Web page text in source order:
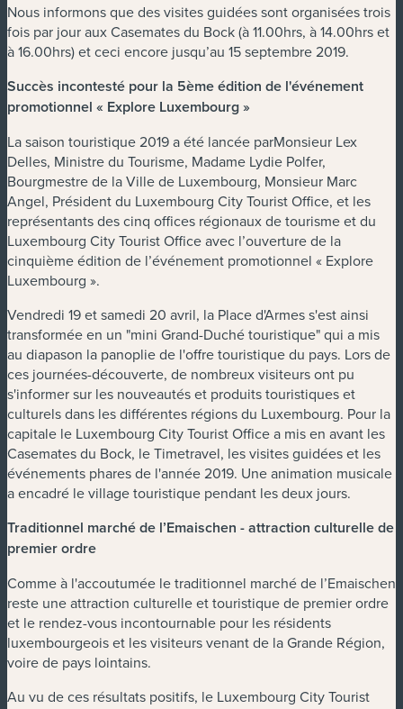
Nous informons que des visites guidées sont organisées trois
fois par jour aux Casemates du Bock (à 11.00hrs, à 14.00hrs et
à 16.00hrs) et ceci encore jusqu’au 15 septembre 2019.
Succès incontesté pour la 5ème édition de l'événement
promotionnel « Explore Luxembourg »
La saison touristique 2019 a été lancée parMonsieur Lex
Delles, Ministre du Tourisme, Madame Lydie Polfer,
Bourgmestre de la Ville de Luxembourg, Monsieur Marc
Angel, Président du Luxembourg City Tourist Office, et les
représentants des cinq offices régionaux de tourisme et du
Luxembourg City Tourist Office avec l’ouverture de la
cinquième édition de l’événement promotionnel « Explore
Luxembourg ».
Vendredi 19 et samedi 20 avril, la Place d'Armes s'est ainsi
transformée en un "mini Grand-Duché touristique" qui a mis
au diapason la panoplie de l'offre touristique du pays. Lors de
ces journées-découverte, de nombreux visiteurs ont pu
s'informer sur les nouveautés et produits touristiques et
culturels dans les différentes régions du Luxembourg. Pour la
capitale le Luxembourg City Tourist Office a mis en avant les
Casemates du Bock, le Timetravel, les visites guidées et les
événements phares de l'année 2019. Une animation musicale
a encadré le village touristique pendant les deux jours.
Traditionnel marché de l’Emaischen - attraction culturelle de
premier ordre
Comme à l'accoutumée le traditionnel marché de l’Emaischen
reste une attraction culturelle et touristique de premier ordre
et le rendez-vous incontournable pour les résidents
luxembourgeois et les visiteurs venant de la Grande Région,
voire de pays lointains.
Au vu de ces résultats positifs, le Luxembourg City Tourist